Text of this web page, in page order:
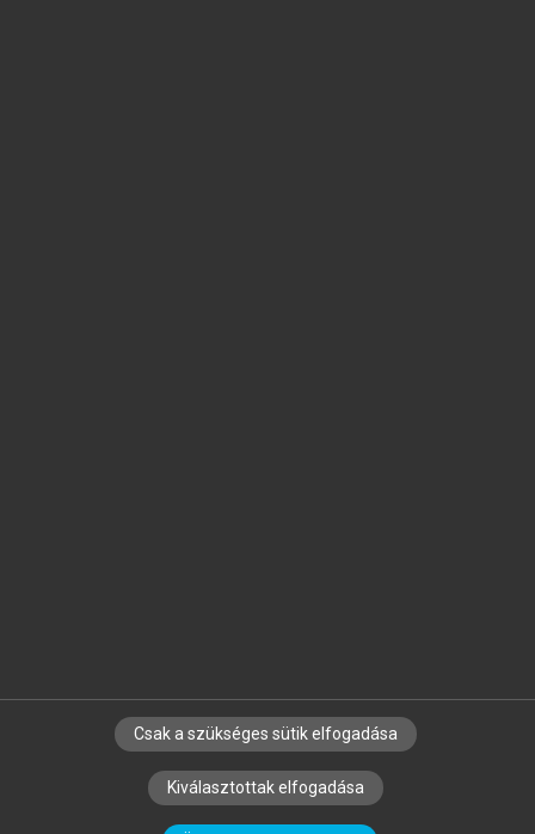
SZERZŐKNEK CÉGEKNEK KÖNYVTÁROSOKNAK
SZERKESZTÉSI ÉS LEKTORÁLÁSI ALAPELVEK
Csak a szükséges sütik elfogadása
Kiválasztottak elfogadása